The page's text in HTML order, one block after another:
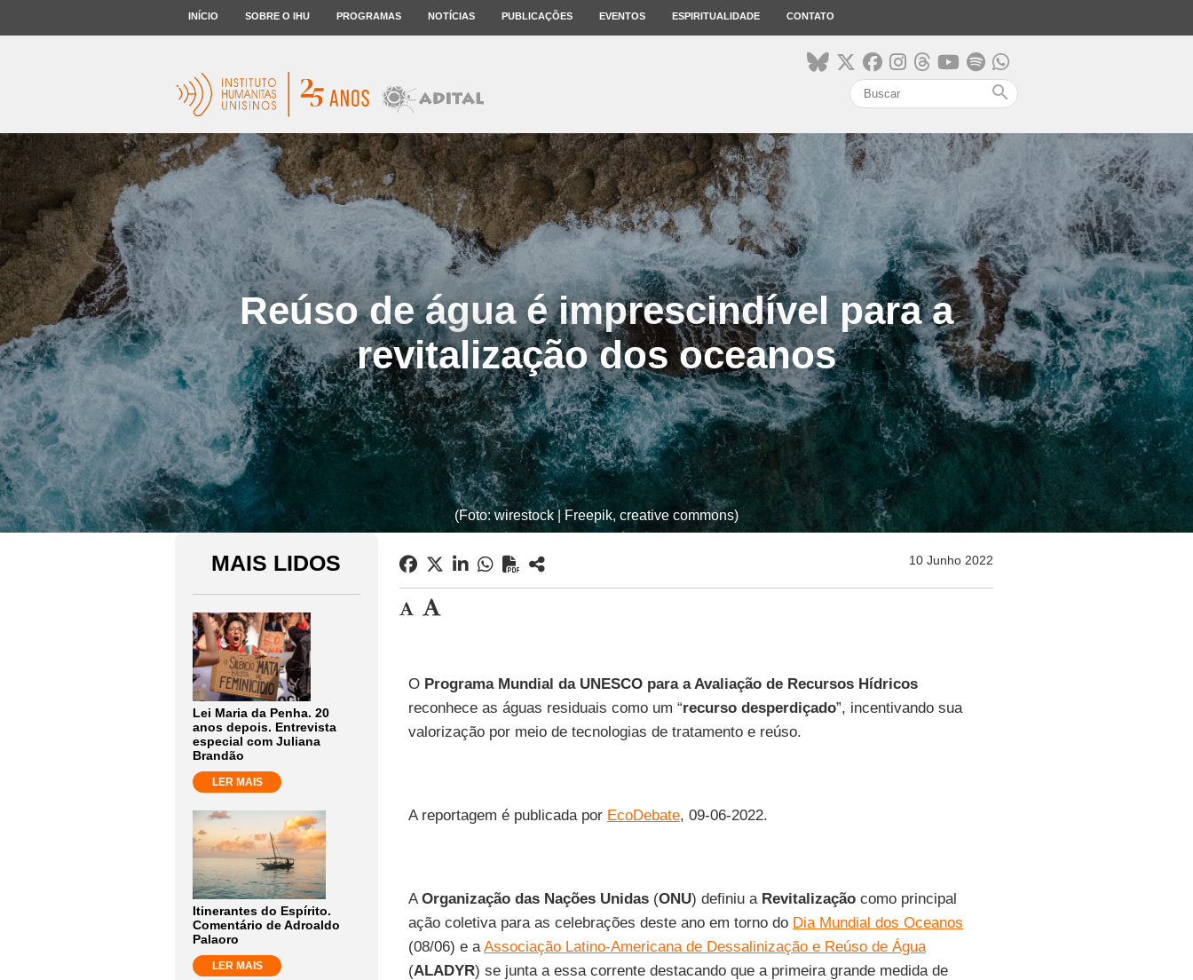
INÍCIO SOBRE O IHU PROGRAMAS NOTÍCIAS PUBLICAÇÕES EVENTOS ESPIRITUALIDADE CONTATO
search
Reúso de água é imprescindível para a
revitalização dos oceanos
(Foto: wirestock | Freepik, creative commons)
MAIS LIDOS
Lei Maria da Penha. 20
anos depois. Entrevista
especial com Juliana
Brandão
LER MAIS
Itinerantes do Espírito.
Comentário de Adroaldo
Palaoro
LER MAIS
10 Junho 2022
O Programa Mundial da UNESCO para a Avaliação de Recursos Hídricos
reconhece as águas residuais como um “recurso desperdiçado”, incentivando sua
valorização por meio de tecnologias de tratamento e reúso.
A reportagem é publicada por EcoDebate, 09-06-2022.
AOrganização das Nações Unidas(ONU) definiu a Revitalizaçãocomo principal
ação coletiva para as celebrações deste ano em torno do Dia Mundial dos Oceanos
(08/06) e aAssociação Latino-Americana de Dessalinização e Reúso de Água
(ALADYR) se junta a essa corrente destacando que a primeira grande medida de